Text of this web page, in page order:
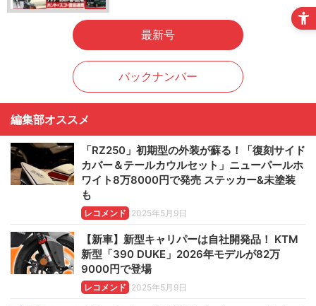
最新号
バックナンバー
編集部オススメ
「RZ250」初期型の外装が蘇る！「復刻サイド
カバー＆テールカウルセット」ニューパールホ
ワイト8万8000円で発売 ステッカー&未塗装
も
レコメンド 2025年5月9日
【新車】新型キャリパーは自社開発品！ KTM
新型「390 DUKE」2026年モデルが82万
9000円で登場
レコメンド 2025年5月9日